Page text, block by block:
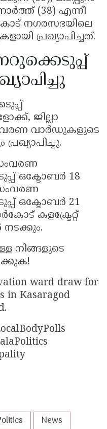
(38) എന്നീ
നഗരസഭയിലെ
പ്രഖ്യാപിച്ചത്.
ജില്ലാ
വാർഡുകളുടെ
ഒക്ടോബർ 18
ഒക്ടോബർ 21
കളക്ട്രേറ്റ്
നിങ്ങളുടെ
ward draw for
in Kasaragod
News